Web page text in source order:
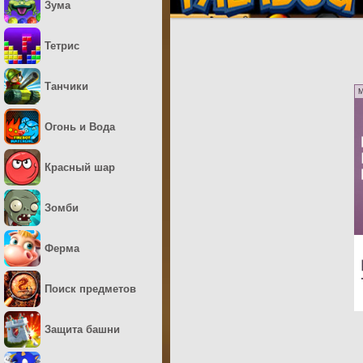
Зума
Тетрис
Танчики
Огонь и Вода
Красный шар
Зомби
Ферма
Поиск предметов
Защита башни